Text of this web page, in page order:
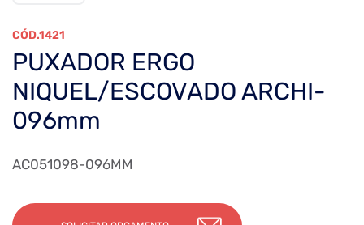
1421
PUXADOR ERGO
NIQUEL/ESCOVADO ARCHI-
096mm
AC051098-096MM